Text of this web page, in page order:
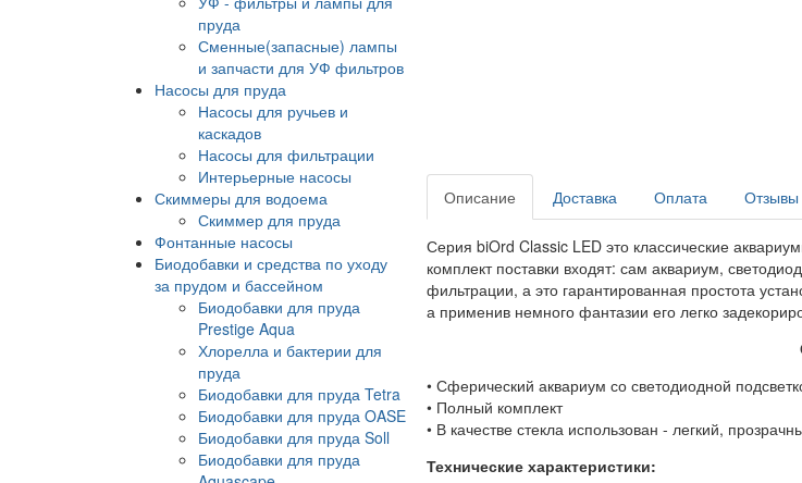
пруда
Сменные(запасные) лампы
и запчасти для УФ фильтров
Насосы для пруда
Насосы для ручьев и
каскадов
Насосы для фильтрации
Интерьерные насосы
Скиммеры для водоема
Скиммер для пруда
Фонтанные насосы
Биодобавки и средства по уходу
за прудом и бассейном
Биодобавки для пруда
Prestige Aqua
Хлорелла и бактерии для
пруда
Биодобавки для пруда Tetra
Биодобавки для пруда OASE
Биодобавки для пруда Soll
Биодобавки для пруда
Описание Доставка Оплата Отзывы
Серия biOrd Classic LED это классические
комплект поставки входят: сам аквариум,
фильтрации, а это гарантированная простота
а применив немного фантазии его легко
• Сферический аквариум со светодиодной
• Полный комплект
• В качестве стекла использован - легкий,
Технические характеристики: